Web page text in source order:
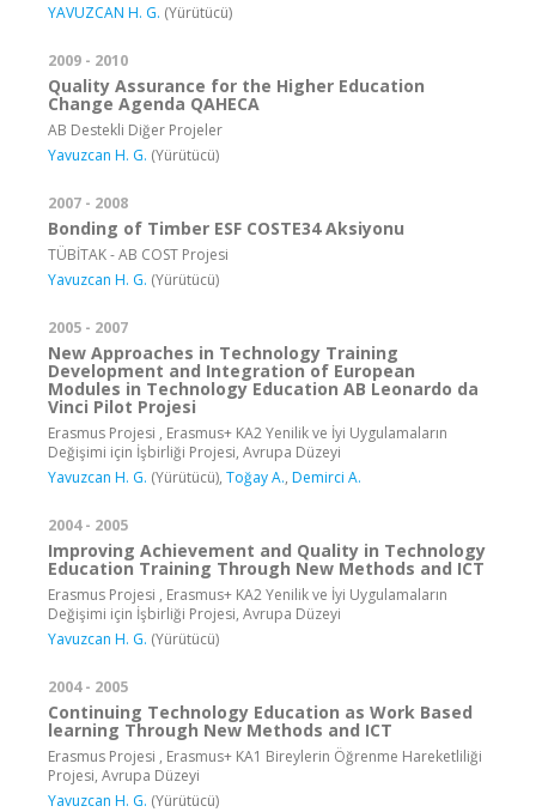
YAVUZCAN H. G. (Yürütücü)
2009 - 2010
Quality Assurance for the Higher Education
Change Agenda QAHECA
AB Destekli Diğer Projeler
Yavuzcan H. G. (Yürütücü)
2007 - 2008
Bonding of Timber ESF COSTE34 Aksiyonu
TÜBİTAK - AB COST Projesi
Yavuzcan H. G. (Yürütücü)
2005 - 2007
New Approaches in Technology Training
Development and Integration of European
Modules in Technology Education AB Leonardo da
Vinci Pilot Projesi
Erasmus Projesi , Erasmus+ KA2 Yenilik ve İyi Uygulamaların
Değişimi için İşbirliği Projesi, Avrupa Düzeyi
Yavuzcan H. G. (Yürütücü), Toğay A., Demirci A.
2004 - 2005
Improving Achievement and Quality in Technology
Education Training Through New Methods and ICT
Erasmus Projesi , Erasmus+ KA2 Yenilik ve İyi Uygulamaların
Değişimi için İşbirliği Projesi, Avrupa Düzeyi
Yavuzcan H. G. (Yürütücü)
2004 - 2005
Continuing Technology Education as Work Based
learning Through New Methods and ICT
Erasmus Projesi , Erasmus+ KA1 Bireylerin Öğrenme Hareketliliği
Projesi, Avrupa Düzeyi
Yavuzcan H. G. (Yürütücü)